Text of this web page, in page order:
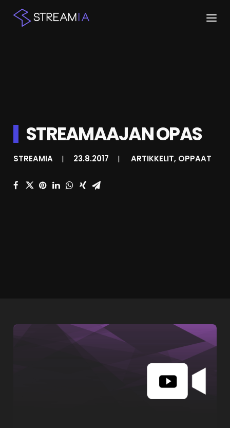
KESKUSTELU
HAKU
STREAMAAJAN OPAS
STREAMIA | 23.8.2017 | ARTIKKELIT, OPPAAT